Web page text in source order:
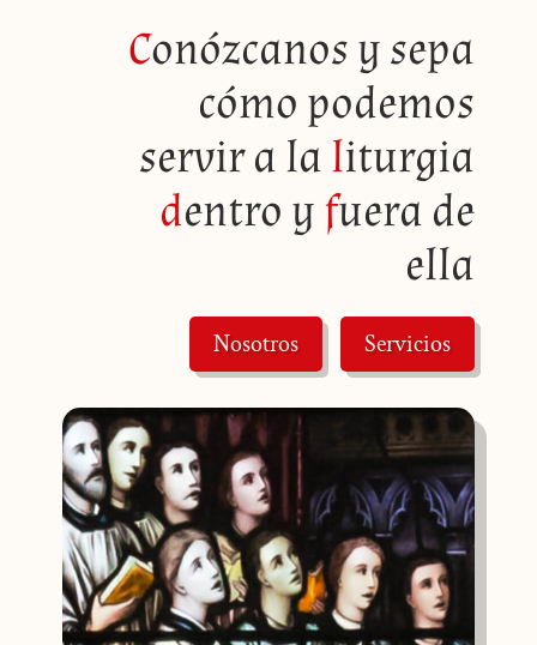
Conózcanos y sepa
cómo podemos
servir a laliturgia
dentro yfuera de
ella
Nosotros Servicios